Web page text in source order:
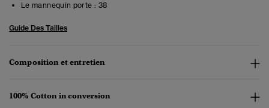
Le mannequin porte : 38
Guide Des Tailles
Composition et entretien
100% Cotton in conversion